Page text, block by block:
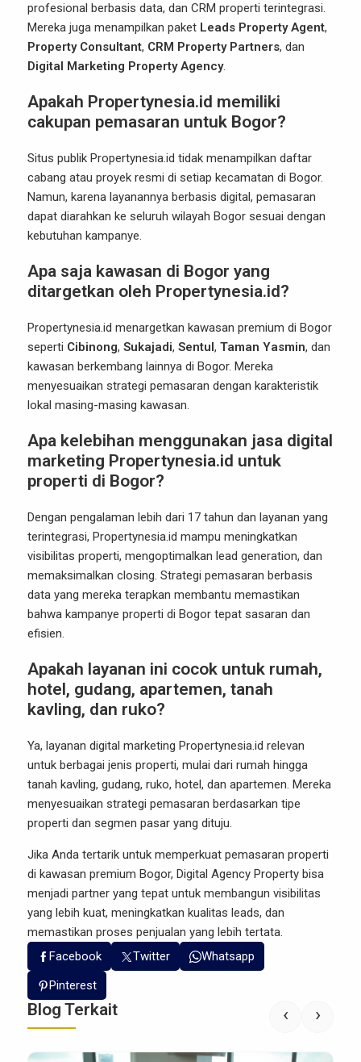
profesional berbasis data, dan CRM properti terintegrasi.
Mereka juga menampilkan paket Leads Property Agent,
Property Consultant, CRM Property Partners, dan
Digital Marketing Property Agency.
Apakah Propertynesia.id memiliki
cakupan pemasaran untuk Bogor?
Situs publik Propertynesia.id tidak menampilkan daftar
cabang atau proyek resmi di setiap kecamatan di Bogor.
Namun, karena layanannya berbasis digital, pemasaran
dapat diarahkan ke seluruh wilayah Bogor sesuai dengan
kebutuhan kampanye.
Apa saja kawasan di Bogor yang
ditargetkan oleh Propertynesia.id?
Propertynesia.id menargetkan kawasan premium di Bogor
seperti Cibinong, Sukajadi, Sentul, Taman Yasmin, dan
kawasan berkembang lainnya di Bogor. Mereka
menyesuaikan strategi pemasaran dengan karakteristik
lokal masing-masing kawasan.
Apa kelebihan menggunakan jasa digital
marketing Propertynesia.id untuk
properti di Bogor?
Dengan pengalaman lebih dari 17 tahun dan layanan yang
terintegrasi, Propertynesia.id mampu meningkatkan
visibilitas properti, mengoptimalkan lead generation, dan
memaksimalkan closing. Strategi pemasaran berbasis
data yang mereka terapkan membantu memastikan
bahwa kampanye properti di Bogor tepat sasaran dan
efisien.
Apakah layanan ini cocok untuk rumah,
hotel, gudang, apartemen, tanah
kavling, dan ruko?
Ya, layanan digital marketing Propertynesia.id relevan
untuk berbagai jenis properti, mulai dari rumah hingga
tanah kavling, gudang, ruko, hotel, dan apartemen. Mereka
menyesuaikan strategi pemasaran berdasarkan tipe
properti dan segmen pasar yang dituju.
Jika Anda tertarik untuk memperkuat pemasaran properti
di kawasan premium Bogor, Digital Agency Property bisa
menjadi partner yang tepat untuk membangun visibilitas
yang lebih kuat, meningkatkan kualitas leads, dan
memastikan proses penjualan yang lebih tertata.
Facebook
Twitter
Whatsapp
Pinterest
Blog Terkait ‹ ›